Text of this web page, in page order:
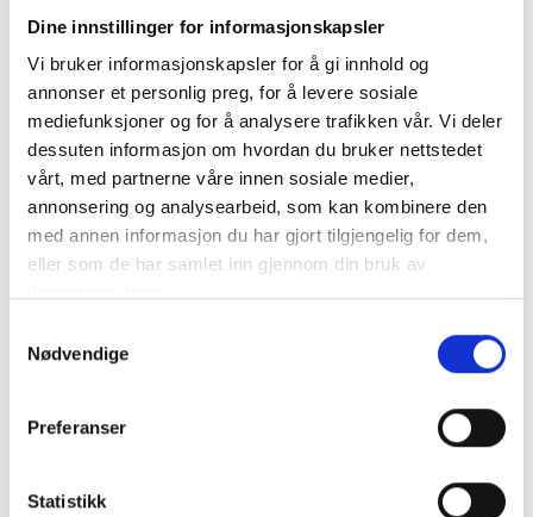
Dine innstillinger for informasjonskapsler
Vi bruker informasjonskapsler for å gi innhold og
annonser et personlig preg, for å levere sosiale
mediefunksjoner og for å analysere trafikken vår. Vi deler
dessuten informasjon om hvordan du bruker nettstedet
vårt, med partnerne våre innen sosiale medier,
annonsering og analysearbeid, som kan kombinere den
med annen informasjon du har gjort tilgjengelig for dem,
eller som de har samlet inn gjennom din bruk av
Nødvendige
Preferanser
Statistikk
Vaksine mot RS virus
Respiratorisk syncytialt virus (RS-virus) er en vanlig
årsak til luftveisinfeksjoner, spesielt hos små barn og
eldre. For de fleste fører RS-virus til mild forkjølelse,
men i noen tilfeller kan det gi alvorlige sykdommer
som bronkiolitt og lungebetennelse.
Les mer om viruset og vaksiner som ble tilgjengelig i
2023.
LES MER